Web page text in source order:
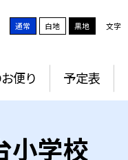
通常 白地 黒地 文字
便り 予定表
小学校